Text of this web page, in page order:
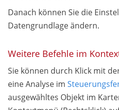
Danach können Sie die
Datengrundlage ändern.
Weitere Befehle im
Sie können durch Klick mit
eine Analyse im
ausgewähltes Objekt im